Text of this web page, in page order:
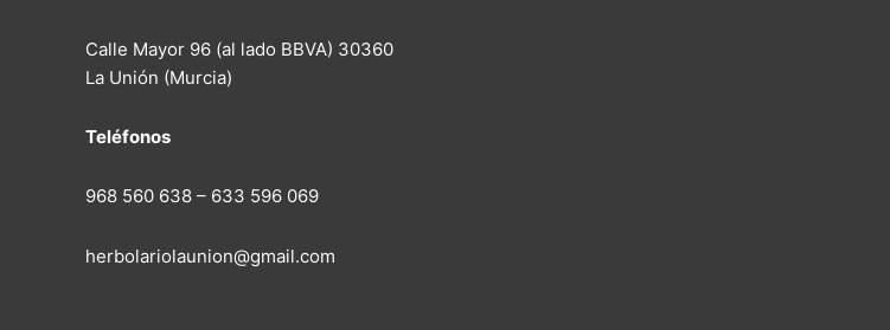
Calle Mayor 96 (al lado BBVA) 30360
La Unión (Murcia)
Teléfonos
968 560 638 – 633 596 069
herbolariolaunion@gmail.com